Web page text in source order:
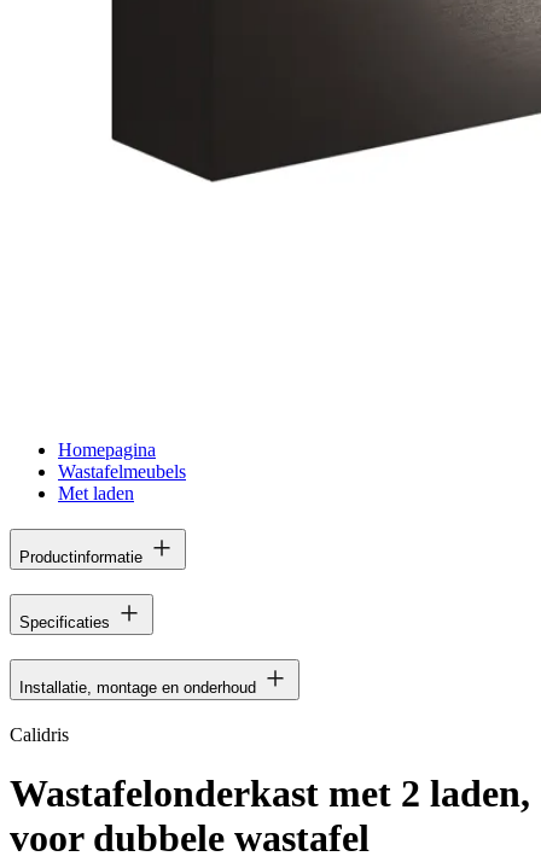
Homepagina
Wastafelmeubels
Met laden
Productinformatie
Specificaties
Installatie, montage en onderhoud
Calidris
Wastafelonderkast met 2 laden,
voor dubbele wastafel